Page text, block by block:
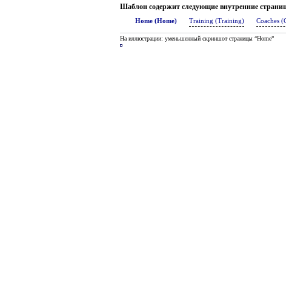
Шаблон содержит следующие внутренние
Home (Home) Training (Training) Coaches
На иллюстрации: уменьшенный скриншот страницы “Home”